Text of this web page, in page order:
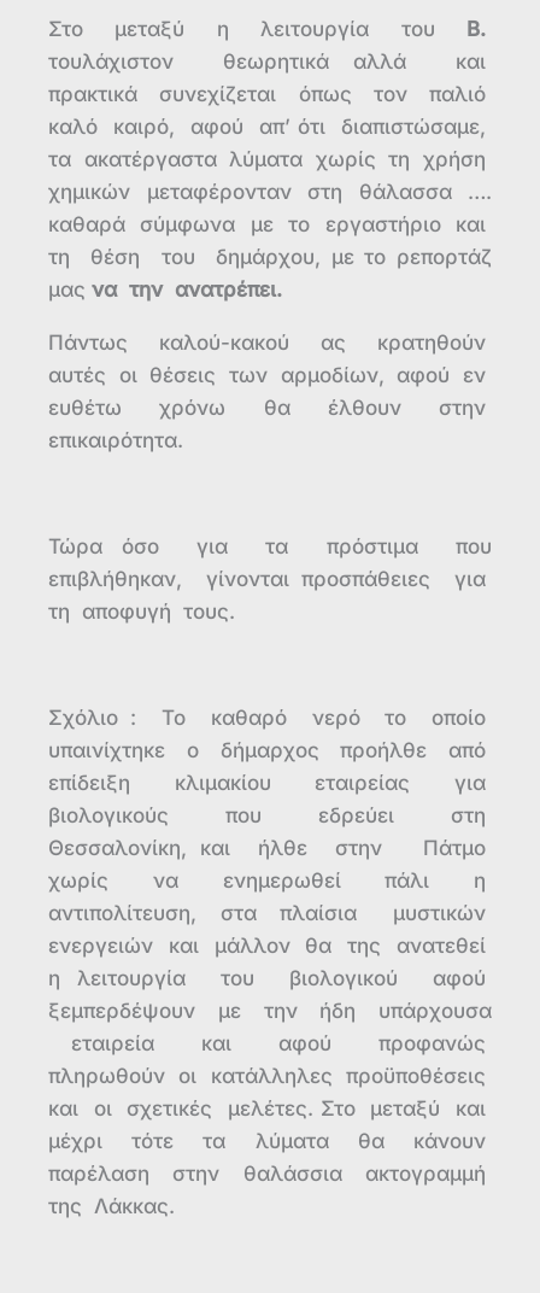
Στο μεταξύ η λειτουργία του
Β.
τουλάχιστον θεωρητικά αλλά και
πρακτικά συνεχίζεται όπως τον παλιό
καλό καιρό, αφού απ’ ότι διαπιστώσαμε,
τα ακατέργαστα λύματα χωρίς τη χρήση
χημικών μεταφέρονταν στη θάλασσα ….
καθαρά σύμφωνα με το εργαστήριο και
τη θέση του δημάρχου, με το ρεπορτάζ
μας να την ανατρέπει.
Πάντως καλού-κακού ας κρατηθούν
αυτές οι θέσεις των αρμοδίων, αφού εν
ευθέτω χρόνω θα έλθουν στην
επικαιρότητα.
Τώρα όσο για τα πρόστιμα που
επιβλήθηκαν, γίνονται προσπάθειες για
τη αποφυγή τους.
Σχόλιο : Το καθαρό νερό το οποίο
υπαινίχτηκε ο δήμαρχος προήλθε από
επίδειξη κλιμακίου εταιρείας για
βιολογικούς που εδρεύει στη
Θεσσαλονίκη, και ήλθε στην Πάτμο
χωρίς να ενημερωθεί πάλι η
αντιπολίτευση, στα πλαίσια μυστικών
ενεργειών και μάλλον θα της ανατεθεί
η λειτουργία του βιολογικού αφού
ξεμπερδέψουν με την ήδη υπάρχουσα
εταιρεία και αφού προφανώς
πληρωθούν οι κατάλληλες προϋποθέσεις
και οι σχετικές μελέτες. Στο μεταξύ και
μέχρι τότε τα λύματα θα κάνουν
παρέλαση στην θαλάσσια ακτογραμμή
της Λάκκας.